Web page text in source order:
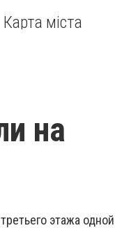
Карта міста
на
этажа одной